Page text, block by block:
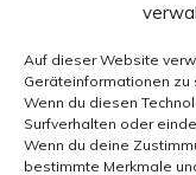
Auf dieser Website
Geräteinformationen zu
Wenn du diesen
Surfverhalten oder
Wenn du deine
bestimmte Merkmale
Instagram